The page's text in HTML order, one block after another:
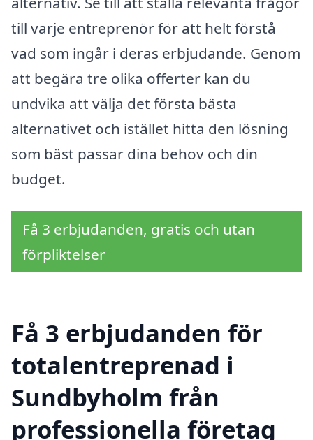
till varje entreprenör för att helt förstå
vad som ingår i deras erbjudande. Genom
att begära tre olika offerter kan du
undvika att välja det första bästa
alternativet och istället hitta den lösning
som bäst passar dina behov och din
budget.
Få 3 erbjudanden, gratis och utan
förpliktelser
Få 3 erbjudanden för
totalentreprenad i
Sundbyholm från
professionella företag